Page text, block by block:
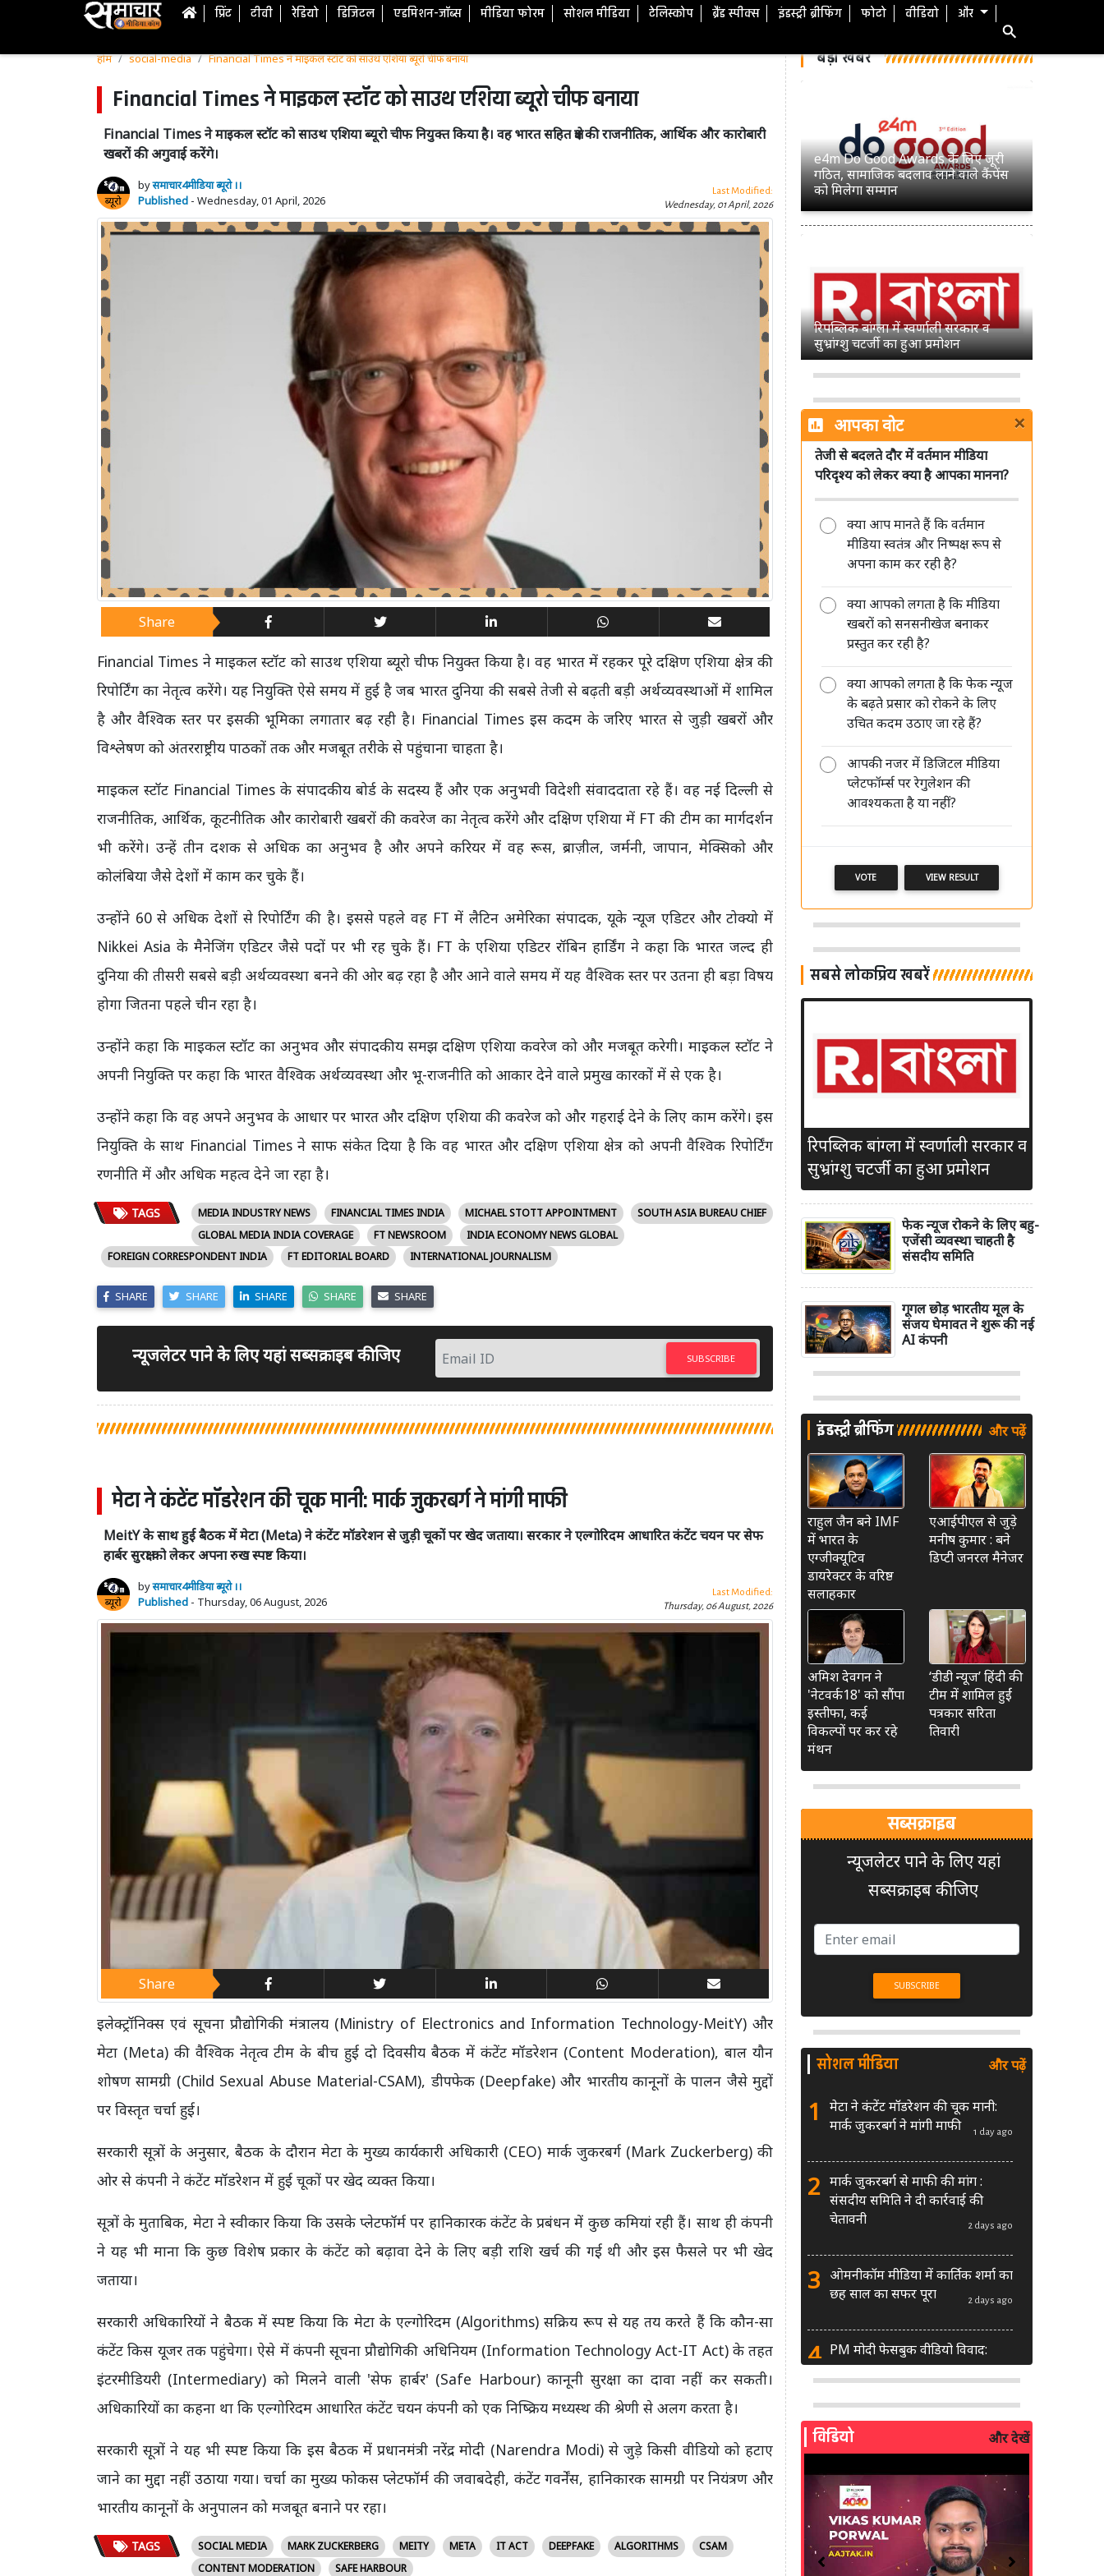
प्रिंट टीवी रेडियो डिजिटल एडमिशन-जॉब्स मीडिया फोरम सोशल मीडिया टेलिस्कोप ब्रैंड स्पीक्स इंडस्ट्री ब्रीफिंग फोटो वीडियो और
होम social-media Financial Times ने माइकल स्टॉट को साउथ एशिया ब्यूरो चीफ बनाया
Financial Times ने माइकल स्टॉट को साउथ एशिया ब्यूरो चीफ बनाया
Financial Times ने माइकल स्टॉट को साउथ एशिया ब्यूरो चीफ नियुक्त किया है। वह भारत सहित क्षेत्र की राजनीतिक, आर्थिक और कारोबारी
खबरों की अगुवाई करेंगे।
byसमाचार4मीडिया ब्यूरो ।।
Published - Wednesday, 01 April, 2026
Last Modified:
Wednesday, 01 April, 2026
Share
Financial Times ने माइकल स्टॉट को साउथ एशिया ब्यूरो चीफ नियुक्त किया है। वह भारत में रहकर पूरे दक्षिण एशिया क्षेत्र की
रिपोर्टिंग का नेतृत्व करेंगे। यह नियुक्ति ऐसे समय में हुई है जब भारत दुनिया की सबसे तेजी से बढ़ती बड़ी अर्थव्यवस्थाओं में शामिल
है और वैश्विक स्तर पर इसकी भूमिका लगातार बढ़ रही है। Financial Times इस कदम के जरिए भारत से जुड़ी खबरों और
विश्लेषण को अंतरराष्ट्रीय पाठकों तक और मजबूत तरीके से पहुंचाना चाहता है।
माइकल स्टॉट Financial Times के संपादकीय बोर्ड के सदस्य हैं और एक अनुभवी विदेशी संवाददाता रहे हैं। वह नई दिल्ली से
राजनीतिक, आर्थिक, कूटनीतिक और कारोबारी खबरों की कवरेज का नेतृत्व करेंगे और दक्षिण एशिया में FT की टीम का मार्गदर्शन
भी करेंगे। उन्हें तीन दशक से अधिक का अनुभव है और अपने करियर में वह रूस, ब्राज़ील, जर्मनी, जापान, मेक्सिको और
कोलंबिया जैसे देशों में काम कर चुके हैं।
उन्होंने 60 से अधिक देशों से रिपोर्टिंग की है। इससे पहले वह FT में लैटिन अमेरिका संपादक, यूके न्यूज एडिटर और टोक्यो में
Nikkei Asia के मैनेजिंग एडिटर जैसे पदों पर भी रह चुके हैं। FT के एशिया एडिटर रॉबिन हार्डिंग ने कहा कि भारत जल्द ही
दुनिया की तीसरी सबसे बड़ी अर्थव्यवस्था बनने की ओर बढ़ रहा है और आने वाले समय में यह वैश्विक स्तर पर उतना ही बड़ा विषय
होगा जितना पहले चीन रहा है।
उन्होंने कहा कि माइकल स्टॉट का अनुभव और संपादकीय समझ दक्षिण एशिया कवरेज को और मजबूत करेगी। माइकल स्टॉट ने
अपनी नियुक्ति पर कहा कि भारत वैश्विक अर्थव्यवस्था और भू-राजनीति को आकार देने वाले प्रमुख कारकों में से एक है।
उन्होंने कहा कि वह अपने अनुभव के आधार पर भारत और दक्षिण एशिया की कवरेज को और गहराई देने के लिए काम करेंगे। इस
नियुक्ति के साथ Financial Times ने साफ संकेत दिया है कि वह भारत और दक्षिण एशिया क्षेत्र को अपनी वैश्विक रिपोर्टिंग
रणनीति में और अधिक महत्व देने जा रहा है।
TAGS MEDIA INDUSTRY NEWS FINANCIAL TIMES INDIA MICHAEL STOTT APPOINTMENT
SOUTH ASIA BUREAU CHIEF
GLOBAL MEDIA INDIA COVERAGE
FT NEWSROOM
INDIA ECONOMY NEWS GLOBAL
FOREIGN CORRESPONDENT INDIA
FT EDITORIAL BOARD INTERNATIONAL JOURNALISM
SHARE SHARE SHARE SHARE SHARE
न्यूजलेटर पाने के लिए यहां सब्सक्राइब कीजिए SUBSCRIBE
मेटा ने कंटेंट मॉडरेशन की चूक मानी: मार्क जुकरबर्ग ने मांगी माफी
MeitY के साथ हुई बैठक में मेटा (Meta) ने कंटेंट मॉडरेशन से जुड़ी चूकों पर खेद जताया। सरकार ने एल्गोरिदम आधारित कंटेंट चयन पर सेफ
हार्बर सुरक्षा को लेकर अपना रुख स्पष्ट किया।
byसमाचार4मीडिया ब्यूरो ।।
Published - Thursday, 06 August, 2026
Last Modified:
Thursday, 06 August, 2026
Share
इलेक्ट्रॉनिक्स एवं सूचना प्रौद्योगिकी मंत्रालय (Ministry of Electronics and Information Technology-MeitY) और
मेटा (Meta) की वैश्विक नेतृत्व टीम के बीच हुई दो दिवसीय बैठक में कंटेंट मॉडरेशन (Content Moderation), बाल यौन
शोषण सामग्री (Child Sexual Abuse Material-CSAM), डीपफेक (Deepfake) और भारतीय कानूनों के पालन जैसे मुद्दों
पर विस्तृत चर्चा हुई।
सरकारी सूत्रों के अनुसार, बैठक के दौरान मेटा के मुख्य कार्यकारी अधिकारी (CEO) मार्क जुकरबर्ग (Mark Zuckerberg) की
ओर से कंपनी ने कंटेंट मॉडरेशन में हुई चूकों पर खेद व्यक्त किया।
सूत्रों के मुताबिक, मेटा ने स्वीकार किया कि उसके प्लेटफॉर्म पर हानिकारक कंटेंट के प्रबंधन में कुछ कमियां रही हैं। साथ ही कंपनी
ने यह भी माना कि कुछ विशेष प्रकार के कंटेंट को बढ़ावा देने के लिए बड़ी राशि खर्च की गई थी और इस फैसले पर भी खेद
जताया।
सरकारी अधिकारियों ने बैठक में स्पष्ट किया कि मेटा के एल्गोरिदम (Algorithms) सक्रिय रूप से यह तय करते हैं कि कौन-सा
कंटेंट किस यूजर तक पहुंचेगा। ऐसे में कंपनी सूचना प्रौद्योगिकी अधिनियम (Information Technology Act-IT Act) के तहत
इंटरमीडियरी (Intermediary) को मिलने वाली 'सेफ हार्बर' (Safe Harbour) कानूनी सुरक्षा का दावा नहीं कर सकती।
अधिकारियों का कहना था कि एल्गोरिदम आधारित कंटेंट चयन कंपनी को एक निष्क्रिय मध्यस्थ की श्रेणी से अलग करता है।
सरकारी सूत्रों ने यह भी स्पष्ट किया कि इस बैठक में प्रधानमंत्री नरेंद्र मोदी (Narendra Modi) से जुड़े किसी वीडियो को हटाए
जाने का मुद्दा नहीं उठाया गया। चर्चा का मुख्य फोकस प्लेटफॉर्म की जवाबदेही, कंटेंट गवर्नेंस, हानिकारक सामग्री पर नियंत्रण और
भारतीय कानूनों के अनुपालन को मजबूत बनाने पर रहा।
TAGS SOCIAL MEDIA MARK ZUCKERBERG MEITY META IT ACT DEEPFAKE ALGORITHMS
CSAM
CONTENT MODERATION
SAFE HARBOUR
बड़ी खबरें
e4m Do Good Awards के लिए जूरी
गठित, सामाजिक बदलाव लाने वाले कैंपेंस
को मिलेगा सम्मान
रिपब्लिक बांग्ला में स्वर्णाली सरकार व
सुभ्रांग्शु चटर्जी का हुआ प्रमोशन
शेमारू को मिला MIB का ग्रीन सिग्नल,
जल्द लॉन्च होगा नया हिंदी चैनल 'Mango
TV'
डीपफेक पर सरकार की सख्ती जारी, संसद
में बताया- अब 3 घंटे में हटाना होगा
गैरकानूनी कंटेंट
AI की रफ्तार बनाम पत्रकारिता का भरोसा,
'मीडिया संवाद' में विशेषज्ञों ने रखी अपनी
बेबाक राय
आपका वोट ×
तेजी से बदलते दौर में वर्तमान मीडिया
परिदृश्य को लेकर क्या है आपका मानना?
क्या आप मानते हैं कि वर्तमान
मीडिया स्वतंत्र और निष्पक्ष रूप से
अपना काम कर रही है?
क्या आपको लगता है कि मीडिया
खबरों को सनसनीखेज बनाकर
प्रस्तुत कर रही है?
क्या आपको लगता है कि फेक न्यूज
के बढ़ते प्रसार को रोकने के लिए
उचित कदम उठाए जा रहे हैं?
आपकी नजर में डिजिटल मीडिया
प्लेटफॉर्म्स पर रेगुलेशन की
आवश्यकता है या नहीं?
VOTE VIEW RESULT
सबसे लोकप्रिय खबरें
रिपब्लिक बांग्ला में स्वर्णाली सरकार व
सुभ्रांग्शु चटर्जी का हुआ प्रमोशन
फेक न्यूज रोकने के लिए बहु-
एजेंसी व्यवस्था चाहती है
संसदीय समिति
गूगल छोड़ भारतीय मूल के
संजय घेमावत ने शुरू की नई
AI कंपनी
इंडस्ट्री ब्रीफिंग और पढ़ें
राहुल जैन बने IMF
में भारत के
एग्जीक्यूटिव
डायरेक्टर के वरिष्ठ
सलाहकार
एआईपीएल से जुड़े
मनीष कुमार : बने
डिप्टी जनरल मैनेजर
अमिश देवगन ने
'नेटवर्क18' को सौंपा
इस्तीफा, कई
विकल्पों पर कर रहे
मंथन
‘डीडी न्यूज’ हिंदी की
टीम में शामिल हुईं
पत्रकार सरिता
तिवारी
सब्सक्राइब
न्यूजलेटर पाने के लिए यहां
सब्सक्राइब कीजिए
सोशल मीडिया और पढ़ें
1
मेटा ने कंटेंट मॉडरेशन की चूक मानी:
मार्क जुकरबर्ग ने मांगी माफी
1 day ago
2 मार्क जुकरबर्ग से माफी की मांग :
संसदीय समिति ने दी कार्रवाई की
चेतावनी
2 days ago
3 ओमनीकॉम मीडिया में कार्तिक शर्मा का
छह साल का सफर पूरा
2 days ago
4 PM मोदी फेसबुक वीडियो विवाद:
MeitY से मिलेगी मेटा की ग्लोबल टीम
5 AI से बने फर्जी पोस्ट पर LinkedIn
की सख्ती: लॉन्च किए नए मॉडरेशन
6
सरकार दे रही बड़ा मौका: शॉर्ट वीडियो
बनाने वाले क्रिएटर्स जीत सकते हैं ₹5
लाख
2 weeks ago
विडियो और देखें